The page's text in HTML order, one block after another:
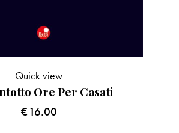
Ore Per Casati
€16.00
Quick view